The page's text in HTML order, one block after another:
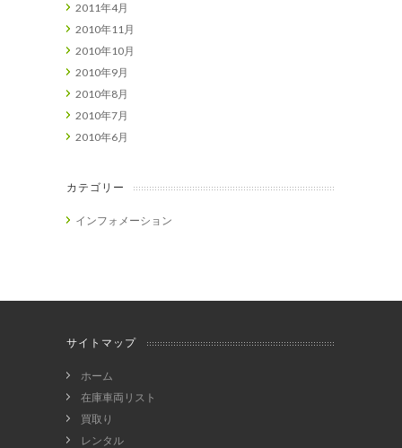
2011年4月
2010年11月
2010年10月
2010年9月
2010年8月
2010年7月
2010年6月
カテゴリー
インフォメーション
サイトマップ
ホーム
在庫車両リスト
買取り
レンタル